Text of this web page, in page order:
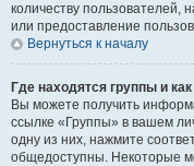
количеству пользователей,
или предоставление
Вернуться к началу
Где находятся группы и
Вы можете получить
ссылке «Группы» в вашем
одну из них, нажмите
общедоступны. Некоторые